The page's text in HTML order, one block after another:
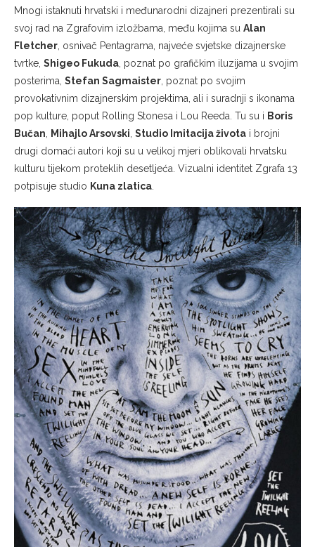
Mnogi istaknuti hrvatski i međunarodni dizajneri prezentirali su
svoj rad na Zgrafovim izložbama, među kojima su Alan
Fletcher , osnivač Pentagrama, najveće svjetske dizajnerske
tvrtke, Shigeo Fukuda , poznat po grafičkim iluzijama u svojim
posterima, Stefan Sagmaister , poznat po svojim
provokativnim dizajnerskim projektima, ali i suradnji s ikonama
pop kulture, poput Rolling Stonesa i Lou Reeda. Tu su i Boris
Bučan
Mihajlo Arsovski Studio Imitacija života i brojni
drugi domaći autori koji su u velikoj mjeri oblikovali hrvatsku
kulturu tijekom proteklih desetljeća. Vizualni identitet Zgrafa 13
potpisuje studio Kuna zlatica